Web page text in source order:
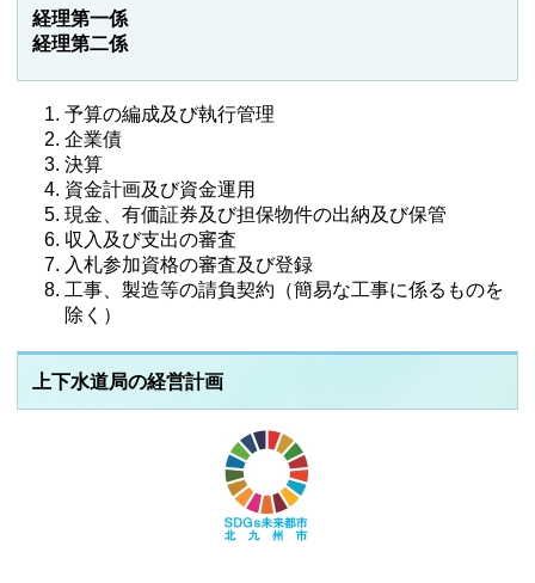
経理第一係
経理第二係
予算の編成及び執行管理
企業債
決算
資金計画及び資金運用
現金、有価証券及び担保物件の出納及び保管
収入及び支出の審査
入札参加資格の審査及び登録
工事、製造等の請負契約（簡易な工事に係るものを
除く）
上下水道局の経営計画